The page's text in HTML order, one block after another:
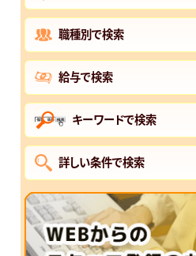
職種別で検索
給与で検索
キーワードで検索
詳しい条件で検索